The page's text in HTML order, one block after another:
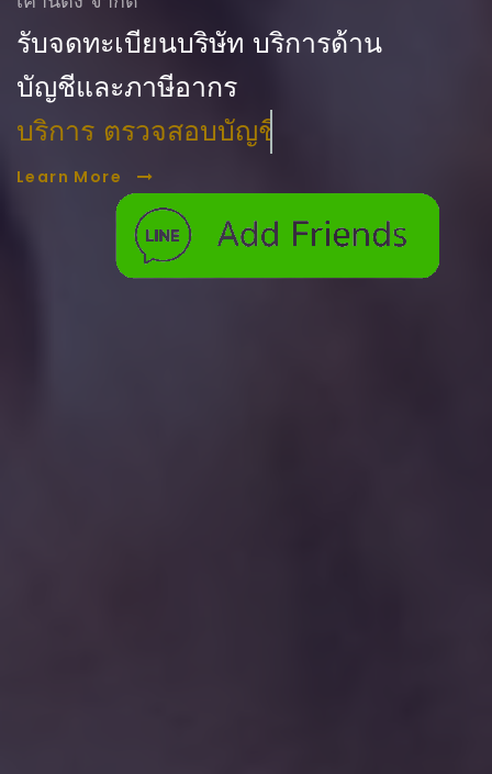
รับจดทะเบียนบริษัท บริการด้าน
บัญชีและภาษีอากร
บริการ ตรวจสอบบัญชี
Learn More